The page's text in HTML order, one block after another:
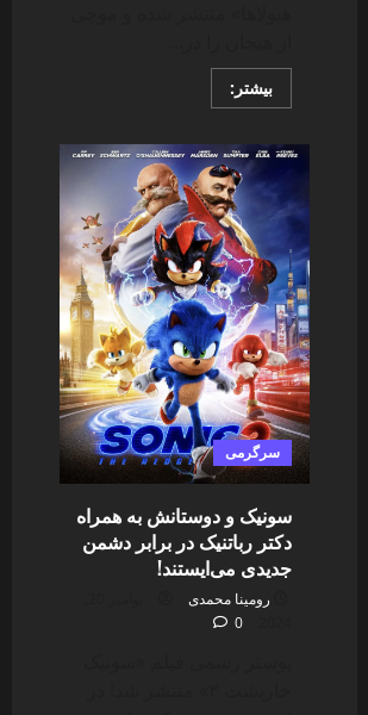
بیشتر:Read
more
و
هیولاها
در
دنیای
سریال‌ها:
فصل
دوم
“مونارک”
در
راه
است
سرگرمی
سونیک و دوستانش به همراه
دکتر رباتنیک در برابر دشمن
جدیدی می‌ایستند!
رومینا محمدی
0